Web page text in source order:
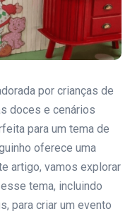
por crianças de
doces e cenários
para um tema de
oferece uma
artigo, vamos explorar
tema, incluindo
para criar um evento